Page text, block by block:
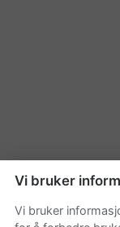
Vi bruker
Vi bruker